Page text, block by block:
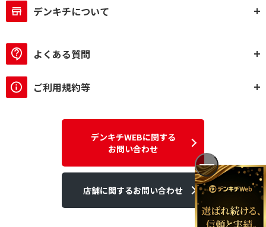
デンキチについて
よくある質問
ご利用規約等
デンキチWEBに関する
お問い合わせ
店舗に関するお問い合わせ